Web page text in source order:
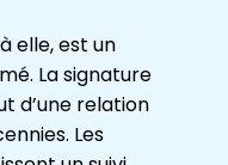
elle, est un
La signature
d’une relation
Les